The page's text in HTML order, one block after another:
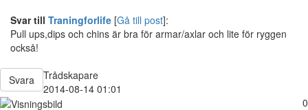
Svar till Traningforlife [Gå till post]:
Pull ups,dips och chins är bra för armar/axlar och lite för ryggen
också!
Svara
Trådskapare
2014-08-14 01:01
0